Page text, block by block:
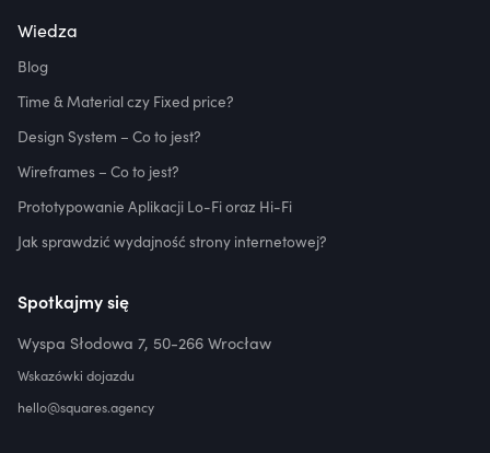
Wiedza
Blog
Time & Material czy Fixed price?
Design System – Co to jest?
Wireframes – Co to jest?
Prototypowanie Aplikacji Lo-Fi oraz Hi-Fi
Jak sprawdzić wydajność strony internetowej?
Spotkajmy się
Wyspa Słodowa 7, 50-266 Wrocław
Wskazówki dojazdu
hello@squares.agency